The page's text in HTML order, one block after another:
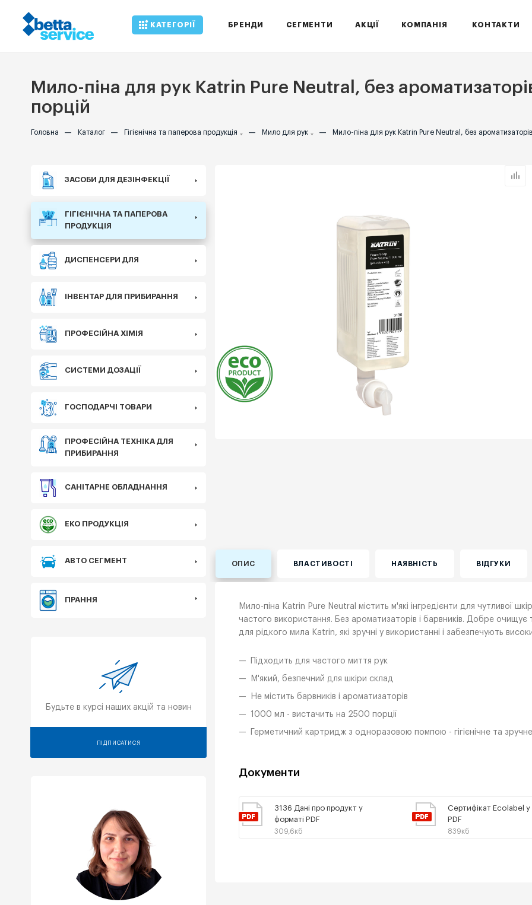
КАТЕГОРІЇ БРЕНДИ СЕГМЕНТИ АКЦІЇ КОМПАНІЯ КОНТАКТИ
Мило-піна для рук Katrin Pure Neutral, без
порцій
Головна — Каталог — Гігієнічна та паперова продукція — Мило для рук — Мило-піна для рук Katrin Pure Neutral, без
ОПИС ВЛАСТИВОСТІ НАЯВНІСТЬ ВІДГУКИ
Мило-піна Katrin Pure Neutral містить м'які інгредієнти для чутливої
частого використання. Без ароматизаторів і барвників. Добре
для рідкого мила Katrin, які зручні у використанні і забезпечують
Підходить для частого миття рук
М'який, безпечний для шкіри склад
Не містить барвників і ароматизаторів
1000 мл - вистачить на 2500 порції
Герметичний картридж з одноразовою помпою - гігієнічне та
Документи
3136 Дані про продукт у
форматі PDF
309,6кб
Сертифікат Ecolabel у
PDF
839кб
ЗАСОБИ ДЛЯ ДЕЗІНФЕКЦІЇ
ГІГІЄНІЧНА ТА ПАПЕРОВА
ПРОДУКЦІЯ
ДИСПЕНСЕРИ ДЛЯ
ІНВЕНТАР ДЛЯ ПРИБИРАННЯ
ПРОФЕСІЙНА ХІМІЯ
СИСТЕМИ ДОЗАЦІЇ
ГОСПОДАРЧІ ТОВАРИ
ПРОФЕСІЙНА ТЕХНІКА ДЛЯ
ПРИБИРАННЯ
САНІТАРНЕ ОБЛАДНАННЯ
ЕКО ПРОДУКЦІЯ
АВТО СЕГМЕНТ
ПРАННЯ
Будьте в курсі наших акцій та новин
ПІДПИСАТИСЯ